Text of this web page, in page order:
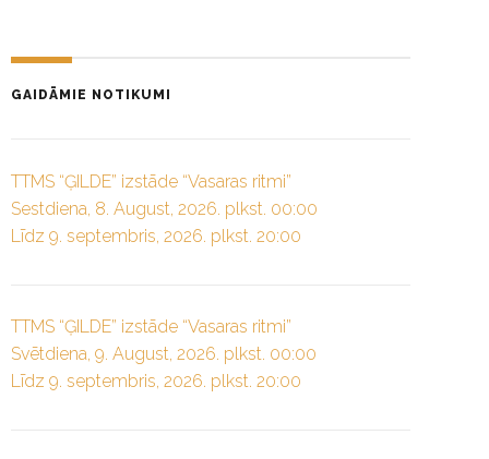
GAIDĀMIE NOTIKUMI
TTMS “ĢILDE” izstāde “Vasaras ritmi”
Sestdiena, 8. August, 2026. plkst. 00:00
Līdz 9. septembris, 2026. plkst. 20:00
TTMS “ĢILDE” izstāde “Vasaras ritmi”
Svētdiena, 9. August, 2026. plkst. 00:00
Līdz 9. septembris, 2026. plkst. 20:00